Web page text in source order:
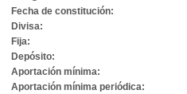
Fecha de constitución:
Divisa:
Fija:
Depósito:
Aportación mínima:
Aportación mínima periódica: